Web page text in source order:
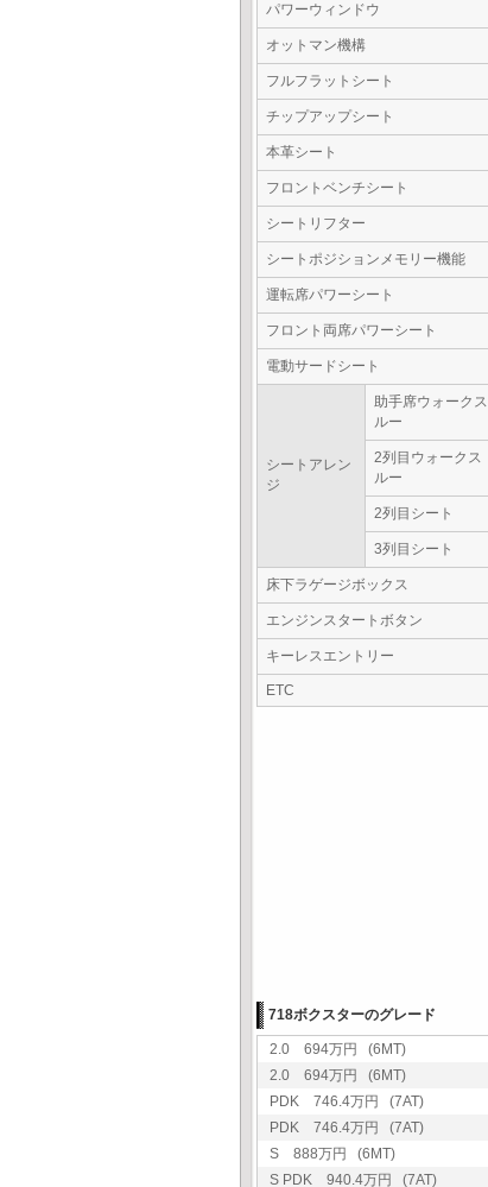
パワーウィンドウ
オットマン機構
フルフラットシート
チップアップシート
本革シート
フロントベンチシート
シートリフター
シートポジションメモリー機能
運転席パワーシート
フロント両席パワーシート
電動サードシート
シートアレン
ジ
助手席ウォークス
ルー
2列目ウォークス
ルー
2列目シート
3列目シート
床下ラゲージボックス
エンジンスタートボタン
キーレスエントリー
ETC
718ボクスターのグレード
2.0 694万円 (6MT)
2.0 694万円 (6MT)
PDK 746.4万円 (7AT)
PDK 746.4万円 (7AT)
S 888万円 (6MT)
S PDK 940.4万円 (7AT)